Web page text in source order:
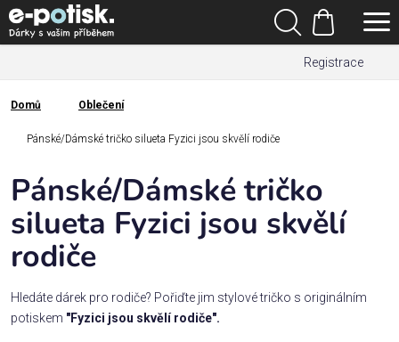
Přejít
na
obsah
Registrace
Hledat
Nákupní
košík
Kategorie
Dárek
pro
Rodina
Láska
Domů
Domů Oblečení
Pánské/Dámské tričko silueta Fyzici jsou skvělí rodiče
Pánské/Dámské tričko
silueta Fyzici jsou skvělí
rodiče
Hledáte dárek pro rodiče? Pořiďte jim stylové tričko s originálním
potiskem "Fyzici jsou skvělí rodiče".